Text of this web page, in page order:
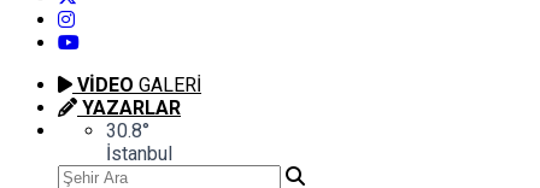
VİDEO GALERİ
YAZARLAR
30.8°
İstanbul